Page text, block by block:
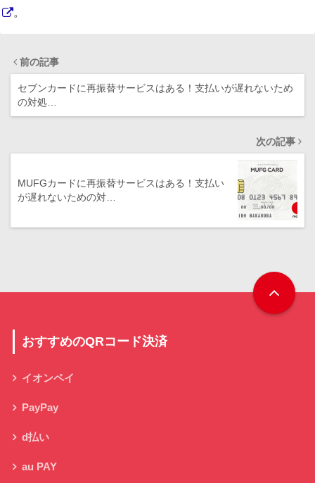
。
前の記事
セブンカードに再振替サービスはある！支払いが遅れないため
の対処…
次の記事
MUFGカードに再振替サービスはある！支払い
が遅れないための対…
おすすめのQRコード決済
イオンペイ
PayPay
d払い
au PAY